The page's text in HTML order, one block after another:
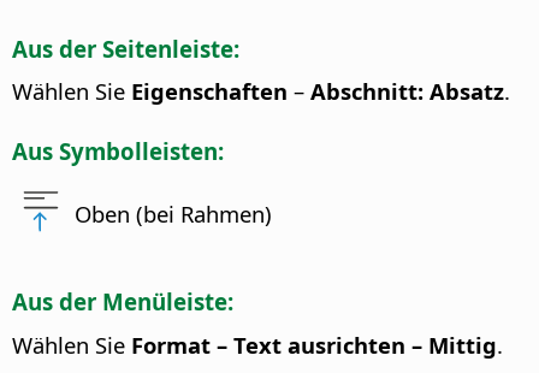
Aus der Seitenleiste:
Wählen Sie Eigenschaften – Abschnitt: Absatz.
Aus Symbolleisten:
Oben (bei Rahmen)
Aus der Menüleiste:
Wählen Sie Format – Text ausrichten – Mittig.